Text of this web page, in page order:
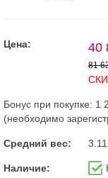
Цена: 40
81
Бонус при покупке: 1
(необходимо
Средний вес: 3.11
Наличие: